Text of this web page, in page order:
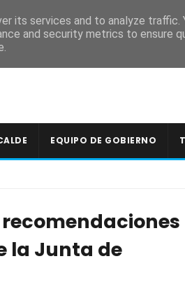
EQUIPO DE GOBIERNO
la Junta de
its services and to analyze traffic.
and security metrics to ensure